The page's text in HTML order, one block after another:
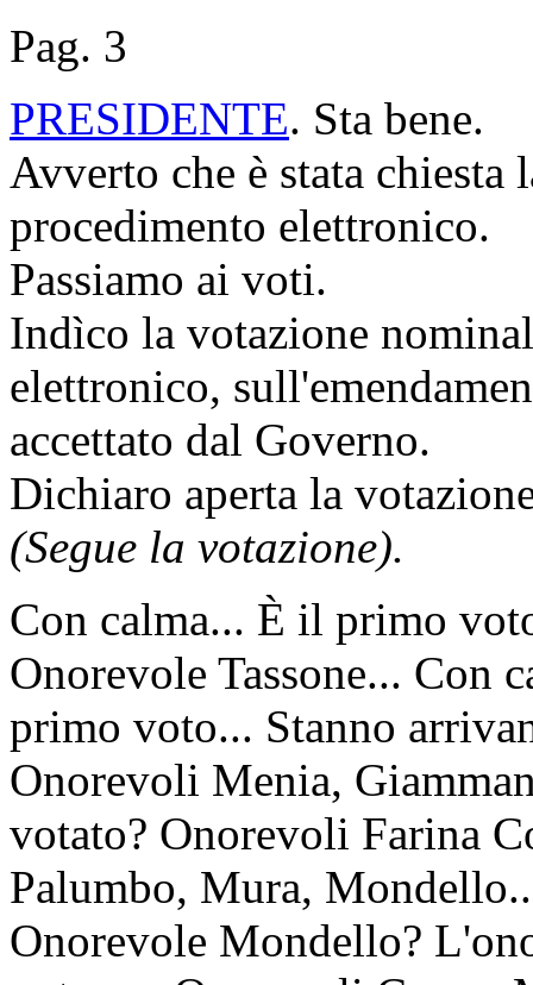
Pag. 3
PRESIDENTE. Sta bene.
Avverto che è stata
procedimento elettronico.
Passiamo ai voti.
Indìco la votazione
elettronico,
accettato dal Governo.
Dichiaro aperta la
(Segue la votazione).
Con calma... È il primo
Onorevole Tassone... Con
primo voto... Stanno
Onorevoli Menia,
votato? Onorevoli Farina
Palumbo, Mura,
Onorevole Mondello?